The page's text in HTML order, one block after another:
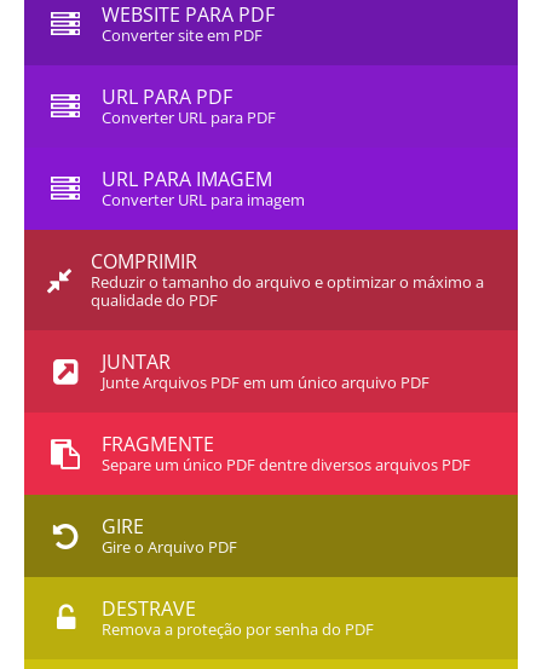
WEBSITE PARA PDF
Converter site em PDF
URL PARA PDF
Converter URL para PDF
URL PARA IMAGEM
Converter URL para imagem
COMPRIMIR
Reduzir o tamanho do arquivo e optimizar o máximo a
qualidade do PDF
JUNTAR
Junte Arquivos PDF em um único arquivo PDF
FRAGMENTE
Separe um único PDF dentre diversos arquivos PDF
GIRE
Gire o Arquivo PDF
DESTRAVE
Remova a proteção por senha do PDF